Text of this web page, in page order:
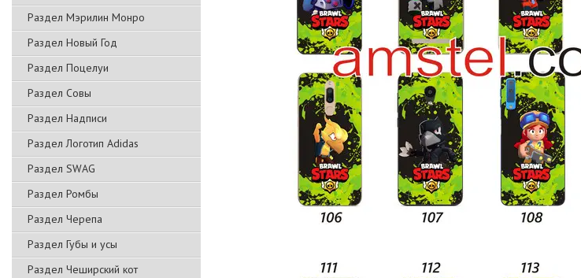
Раздел Мэрилин Монро
Раздел Новый Год
Раздел Поцелуи
Раздел Совы
Раздел Надписи
Раздел Логотип Adidas
Раздел SWAG
Раздел Ромбы
Раздел Черепа
Раздел Губы и усы
Раздел Чеширский кот